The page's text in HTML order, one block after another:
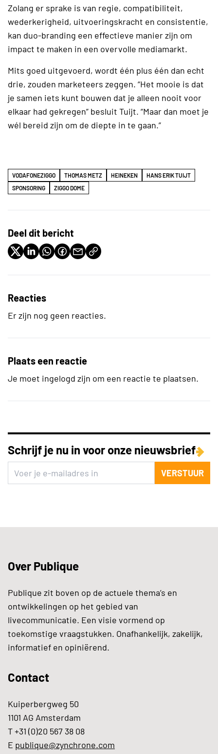
Zolang er sprake is van regie, compatibiliteit,
wederkerigheid, uitvoeringskracht en consistentie,
kan duo-branding een effectieve manier zijn om
impact te maken in een overvolle mediamarkt.
Mits goed uitgevoerd, wordt één plus één dan echt
drie, zouden marketeers zeggen. “Het mooie is dat
je samen iets kunt bouwen dat je alleen nooit voor
elkaar had gekregen” besluit Tuijt. “Maar dan moet je
wél bereid zijn om de diepte in te gaan.”
VODAFONEZIGGO THOMAS METZ HEINEKEN
HANS ERIK TUIJT
SPONSORING
ZIGGO DOME
Deel dit bericht
Reacties
Er zijn nog geen reacties.
Plaats een reactie
Je moet ingelogd zijn om een reactie te plaatsen.
Schrijf je nu in voor onze nieuwsbrief
VERSTUUR
Over Publique
Publique zit boven op de actuele thema’s en
ontwikkelingen op het gebied van
livecommunicatie. Een visie vormend op
toekomstige vraagstukken. Onafhankelijk, zakelijk,
informatief en opiniërend.
Contact
Kuiperbergweg 50
1101 AG Amsterdam
T +31 (0)20 567 38 08
E publique@zynchrone.com